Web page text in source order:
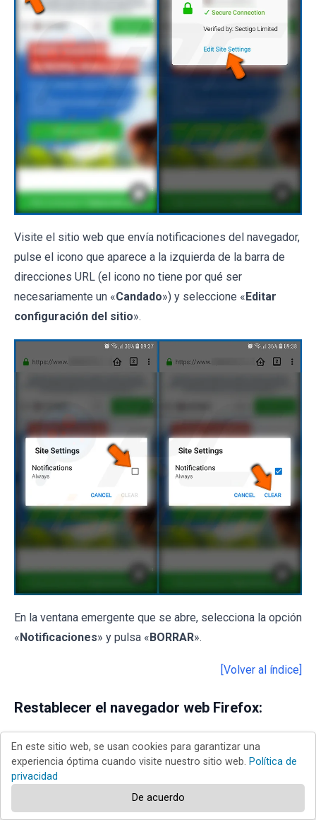
Visite el sitio web que envía notificaciones del navegador,
pulse el icono que aparece a la izquierda de la barra de
direcciones URL (el icono no tiene por qué ser
necesariamente un «Candado») y seleccione « Editar
configuración del sitio».
En la ventana emergente que se abre, selecciona la opción
« Notificaciones» y pulsa « BORRAR».
[Volver al índice]
Restablecer el navegador web Firefox:
En este sitio web, se usan cookies para garantizar una
experiencia óptima cuando visite nuestro sitio web. Política de
privacidad
De acuerdo